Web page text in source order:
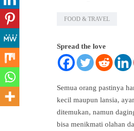
FOOD & TRAVEL
Spread the love
Semua orang pastinya
kecil maupun lansia,
ditemukan, namun
bisa menikmati olahan